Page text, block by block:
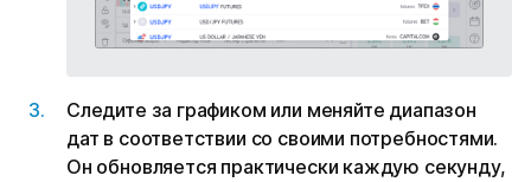
Следите за графиком или меняйте диапазон
дат в соответствии со своими потребностями.
Он обновляется практически каждую секунду,